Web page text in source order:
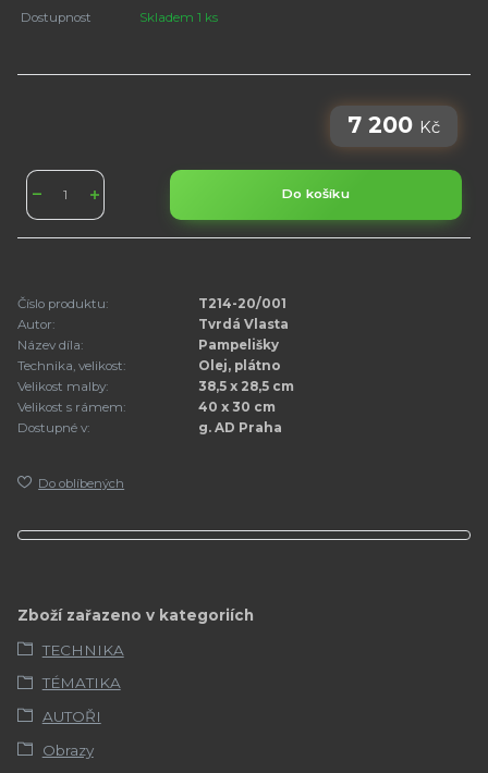
Dostupnost Skladem 1 ks
7 200 Kč
Do košíku
Číslo produktu:
T214-20/001
Autor:
Tvrdá Vlasta
Název díla:
Pampelišky
Technika, velikost:
Olej, plátno
Velikost malby:
38,5 x 28,5 cm
Velikost s rámem:
40 x 30 cm
Dostupné v:
g. AD Praha
Do oblíbených
Zboží zařazeno v kategoriích
TECHNIKA
TÉMATIKA
AUTOŘI
Obrazy